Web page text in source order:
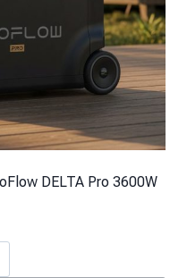
DELTA Pro 3600W